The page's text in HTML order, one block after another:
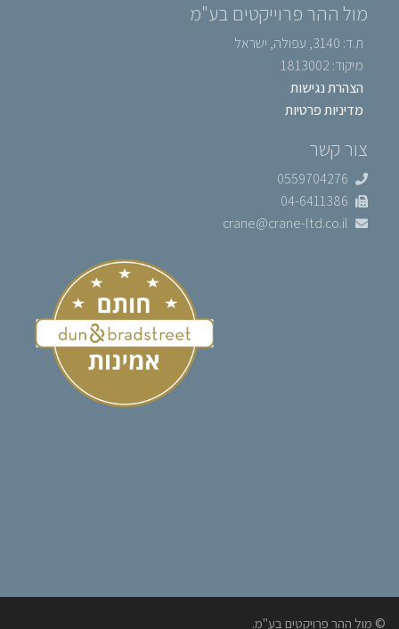
מול ההר פרוייקטים בע"מ
ת.ד: 3140, עפולה, ישראל
מיקוד: 1813002
הצהרת נגישות
מדיניות פרטיות
צור קשר
0559704276
04-6411386
crane@crane-ltd.co.il
© מול ההר פרויקטים בע"מ.